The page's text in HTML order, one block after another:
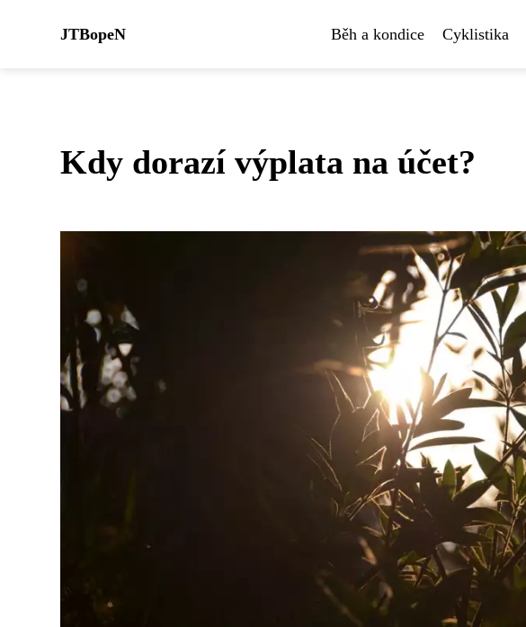
JTBopeN Běh a kondice Cyklistika
Kdy dorazí výplata na účet?